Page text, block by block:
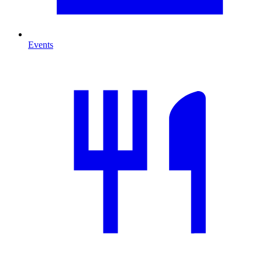
Events